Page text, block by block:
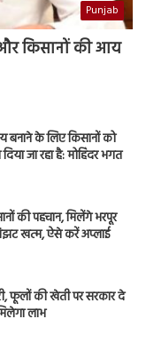
Punjab
किसानों की आय
बनाने के लिए किसानों को
जा रहा है: मोहिंदर भगत
की पहचान, मिलेंगे भरपूर
खत्म, ऐसे करें अप्लाई
फूलों की खेती पर सरकार दे
लाभ